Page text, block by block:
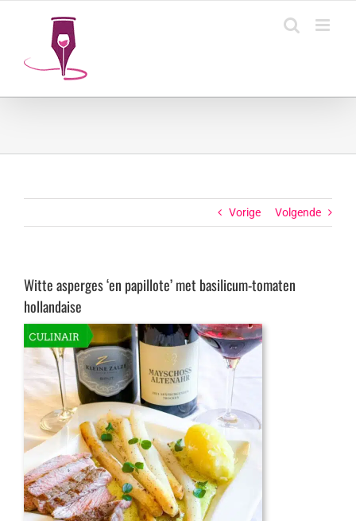
Vorige Volgende
Witte asperges ‘en papillote’ met basilicum-tomaten
hollandaise